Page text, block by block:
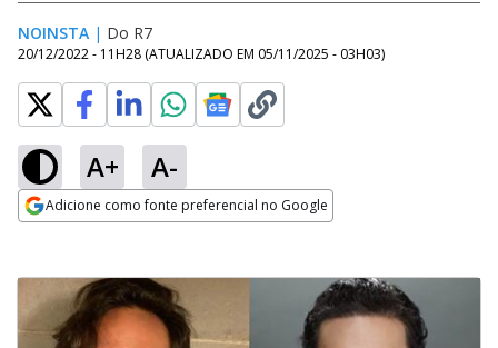
NOINSTA | Do R7
20/12/2022 - 11H28 (ATUALIZADO EM 05/11/2025 - 03H03)
A+ A-
Adicione como fonte preferencial no Google